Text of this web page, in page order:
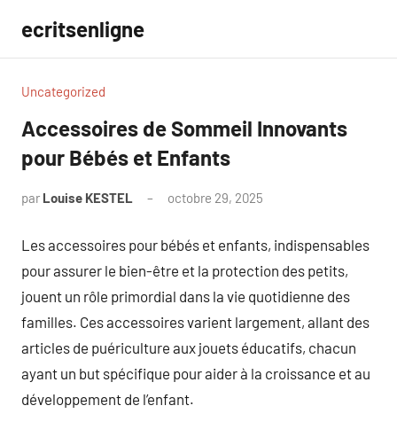
contenu
ecritsenligne
Uncategorized
Accessoires de Sommeil Innovants
pour Bébés et Enfants
par Louise KESTEL octobre 29, 2025
Les accessoires pour bébés et enfants, indispensables
pour assurer le bien-être et la protection des petits,
jouent un rôle primordial dans la vie quotidienne des
familles. Ces accessoires varient largement, allant des
articles de puériculture aux jouets éducatifs, chacun
ayant un but spécifique pour aider à la croissance et au
développement de l’enfant.